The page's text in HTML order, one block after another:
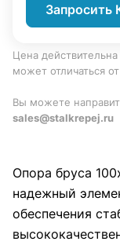
Запросить
Цена
может отличаться
Вы можете
sales@stalkrepej.ru
Опора бруса
надежный
обеспечения